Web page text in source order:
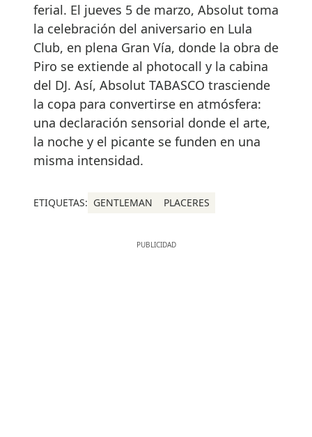
ferial. El jueves 5 de marzo, Absolut toma
la celebración del aniversario en Lula
Club, en plena Gran Vía, donde la obra de
Piro se extiende al photocall y la cabina
del DJ. Así, Absolut TABASCO trasciende
la copa para convertirse en atmósfera:
una declaración sensorial donde el arte,
la noche y el picante se funden en una
misma intensidad.
ETIQUETAS: GENTLEMAN PLACERES